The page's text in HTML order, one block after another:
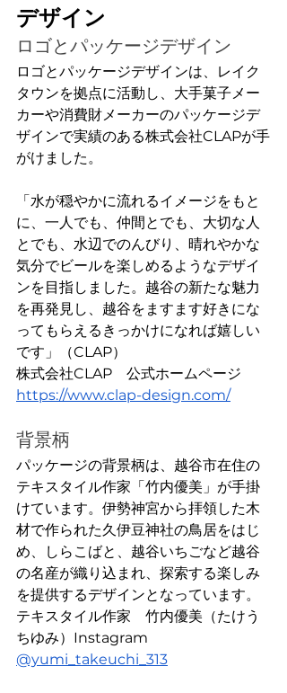
デザイン
ロゴとパッケージデザイン
ロゴとパッケージデザインは、レイク
タウンを拠点に活動し、大手菓子メー
カーや消費財メーカーのパッケージデ
ザインで実績のある株式会社CLAPが手
がけました。
「水が穏やかに流れるイメージをもと
に、一人でも、仲間とでも、大切な人
とでも、水辺でのんびり、晴れやかな
気分でビールを楽しめるようなデザイ
ンを目指しました。越谷の新たな魅力
を再発見し、越谷をますます好きにな
ってもらえるきっかけになれば嬉しい
です」（CLAP）
株式会社CLAP　公式ホームページ
https://www.clap-design.com/
背景柄
パッケージの背景柄は、越谷市在住の
テキスタイル作家「竹内優美」が手掛
けています。伊勢神宮から拝領した木
材で作られた久伊豆神社の鳥居をはじ
め、しらこばと、越谷いちごなど越谷
の名産が織り込まれ、探索する楽しみ
を提供するデザインとなっています。
テキスタイル作家　竹内優美（たけう
ちゆみ）Instagram
@yumi_takeuchi_313